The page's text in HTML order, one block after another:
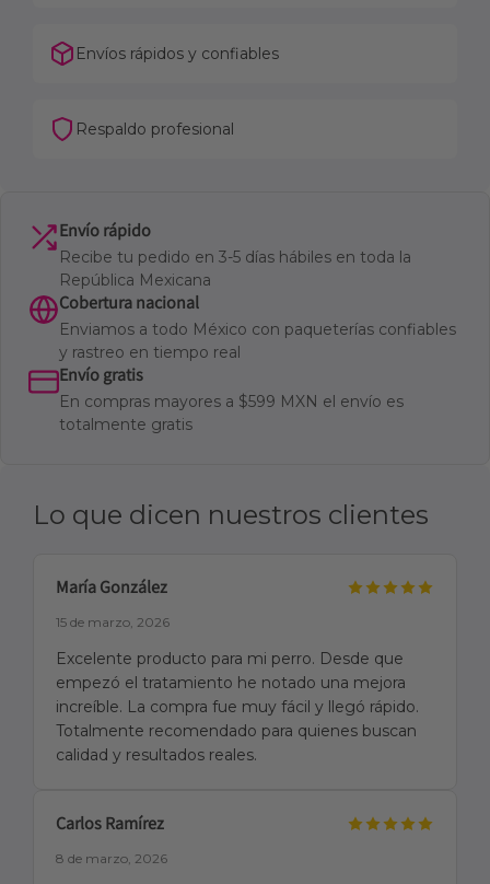
Envíos rápidos y confiables
Respaldo profesional
Envío rápido
Recibe tu pedido en 3-5 días hábiles en toda la
República Mexicana
Cobertura nacional
Enviamos a todo México con paqueterías confiables
y rastreo en tiempo real
Envío gratis
En compras mayores a $599 MXN el envío es
totalmente gratis
Lo que dicen nuestros clientes
María González
15 de marzo, 2026
Excelente producto para mi perro. Desde que
empezó el tratamiento he notado una mejora
increíble. La compra fue muy fácil y llegó rápido.
Totalmente recomendado para quienes buscan
calidad y resultados reales.
Carlos Ramírez
8 de marzo, 2026